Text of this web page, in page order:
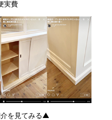
実費
を見てみる▲